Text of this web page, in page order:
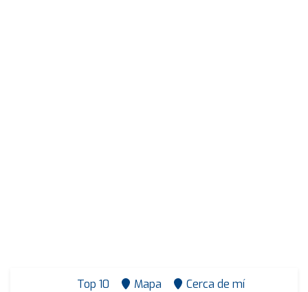
Top 10 Mapa
Cerca de mí